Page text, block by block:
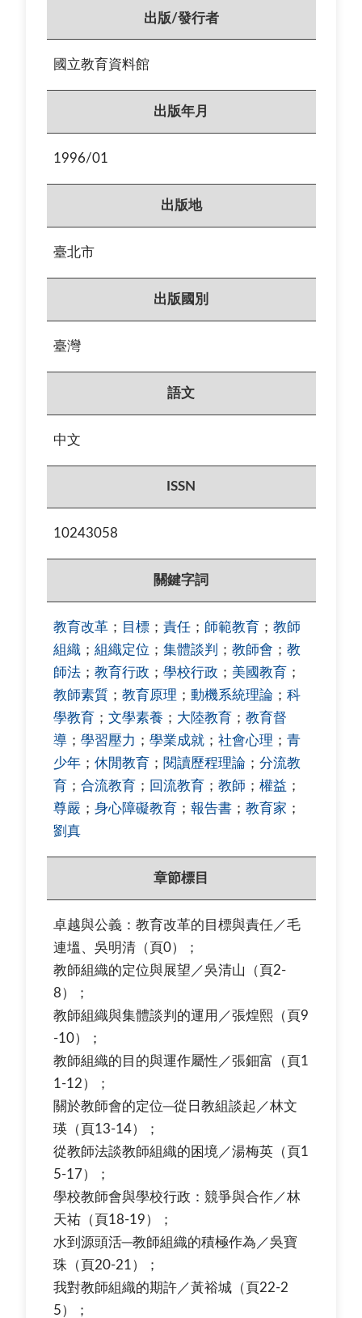
出版/發行者
國立教育資料館
出版年月
1996/01
出版地
臺北市
出版國別
臺灣
語文
中文
ISSN
10243058
關鍵字詞
教育改革 ； 目標 ； 責任 ； 師範教育 ； 教師
組織 ； 組織定位 ； 集體談判 ； 教師會 ； 教
師法 ； 教育行政 ； 學校行政 ； 美國教育 ；
教師素質 ； 教育原理 ； 動機系統理論 ； 科
學教育 ； 文學素養 ； 大陸教育 ； 教育督
導 ； 學習壓力 ； 學業成就 ； 社會心理 ； 青
少年 ； 休閒教育 ； 閱讀歷程理論 ； 分流教
育 ； 合流教育 ； 回流教育 ； 教師 ； 權益 ；
尊嚴 ； 身心障礙教育 ； 報告書 ； 教育家 ；
劉真
章節標目
卓越與公義：教育改革的目標與責任／毛
連塭、吳明清（頁0）；
教師組織的定位與展望／吳清山（頁2-
8）；
教師組織與集體談判的運用／張煌熙（頁9
-10）；
教師組織的目的與運作屬性／張鈿富（頁1
1-12）；
關於教師會的定位─從日教組談起／林文
瑛（頁13-14）；
從教師法談教師組織的困境／湯梅英（頁1
5-17）；
學校教師會與學校行政：競爭與合作／林
天祐（頁18-19）；
水到源頭活─教師組織的積極作為／吳寶
珠（頁20-21）；
我對教師組織的期許／黃裕城（頁22-2
5）；